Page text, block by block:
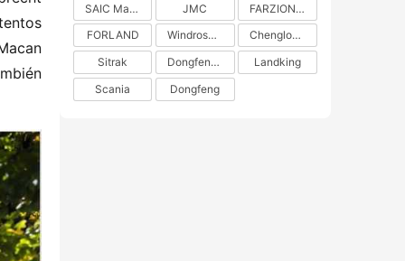
SAIC Maxus
JMC
FARZION AUTO
FORLAND
Windrose Technology
Chenglong H5
Sitrak
DongfengLiuzhou Motor
Landking
Scania
Dongfeng